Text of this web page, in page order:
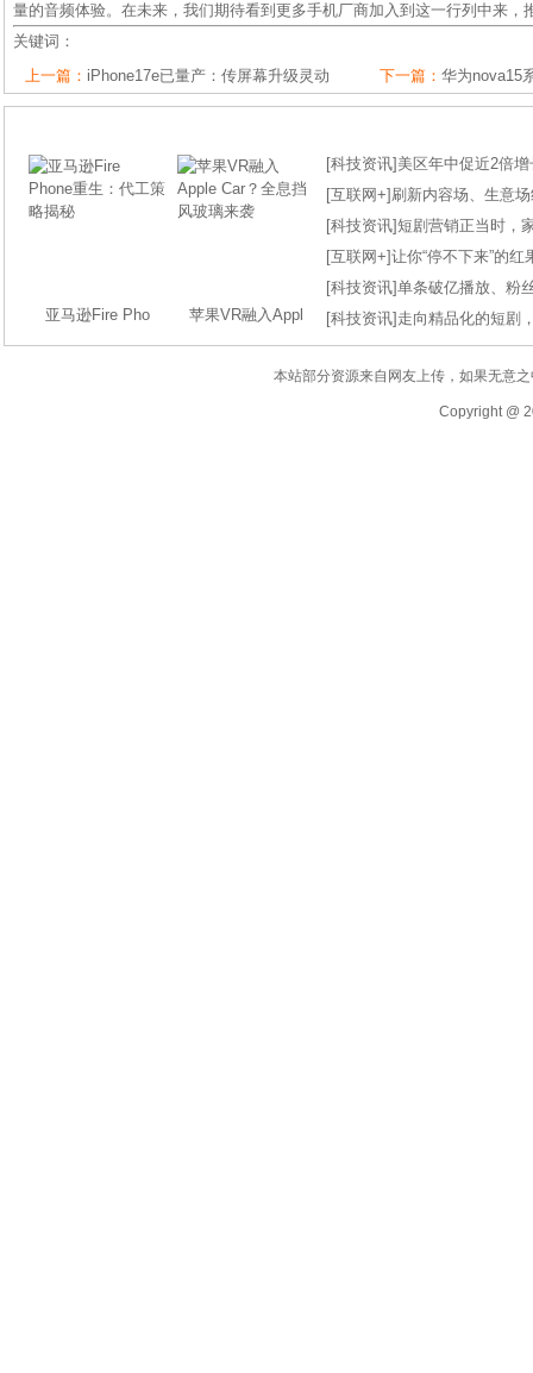
量的音频体验。在未来，我们期待看到更多手机厂商加入到这一行列中来，
关键词：
上一篇： iPhone17e已量产：传屏幕升级灵动 下一篇： 华为nova15
亚马逊Fire Pho 苹果VR融入Appl
[科技资讯] 美区年中促近2倍
[互联网+] 刷新内容场、生意
[科技资讯]短剧营销正当时，
[互联网+]让你“停不下来”的
[科技资讯]单条破亿播放、粉
[科技资讯] 走向精品化的短剧
本站部分资源来自网友上传，如果无意
Copyright @